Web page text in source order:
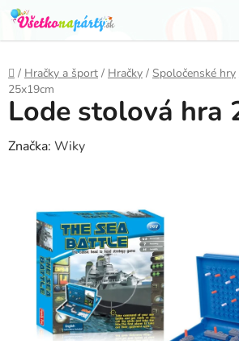
Prejsť
na
obsah
Domov
/ Hračky a šport / Hračky / Spoločenské hry
25x19cm
Lode stolová hra
Značka: Wiky